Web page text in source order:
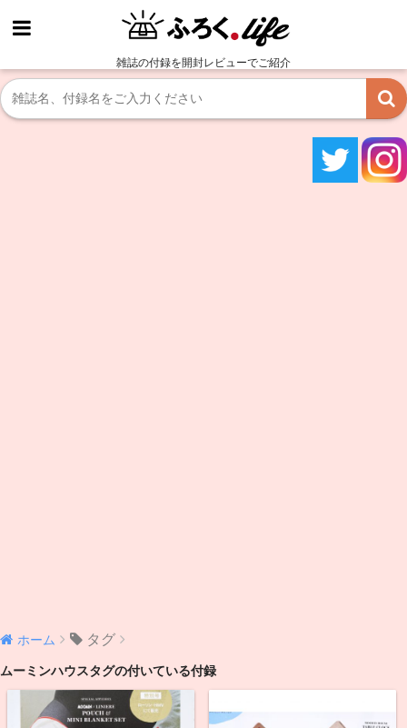
雑誌の付録を開封レビューでご紹介
ホーム タグ
ムーミンハウスタグの付いている付録